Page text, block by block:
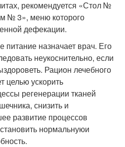
рекомендуется «Стол №
№ 3», меню которого
дефекации.
назначает врач. Его
неукоснительно, если
Рацион лечебного
целью ускорить
регенерации тканей
снизить и
развитие процессов
нормальнуюи